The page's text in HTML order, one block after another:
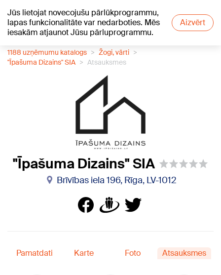
Jūs lietojat novecojušu pārlūkprogrammu,
lapas funkcionalitāte var nedarboties. Mēs
iesakām atjaunot Jūsu pārluprogrammu.
Aizvērt
+21°C
1188 uzņēmumu katalogs
Žogi, vārti
"Īpašuma Dizains" SIA
Atsauksmes
"Īpašuma Dizains" SIA
Brīvības iela 196, Rīga, LV-1012
Pamatdati Karte Foto Atsauksmes